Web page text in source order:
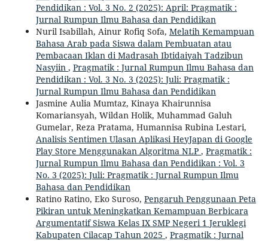
Pendidikan : Vol. 3 No. 2 (2025): April: Pragmatik :
Jurnal Rumpun Ilmu Bahasa dan Pendidikan
Nuril Isabillah, Ainur Rofiq Sofa, Melatih Kemampuan
Bahasa Arab pada Siswa dalam Pembuatan atau
Pembacaan Iklan di Madrasah Ibtidaiyah Tadzibun
Nasyiin , Pragmatik : Jurnal Rumpun Ilmu Bahasa dan
Pendidikan : Vol. 3 No. 3 (2025): Juli: Pragmatik :
Jurnal Rumpun Ilmu Bahasa dan Pendidikan
Jasmine Aulia Mumtaz, Kinaya Khairunnisa
Komariansyah, Wildan Holik, Muhammad Galuh
Gumelar, Reza Pratama, Humannisa Rubina Lestari,
Analisis Sentimen Ulasan Aplikasi HeyJapan di Google
Play Store Menggunakan Algoritma NLP , Pragmatik :
Jurnal Rumpun Ilmu Bahasa dan Pendidikan : Vol. 3
No. 3 (2025): Juli: Pragmatik : Jurnal Rumpun Ilmu
Bahasa dan Pendidikan
Ratino Ratino, Eko Suroso, Pengaruh Penggunaan Peta
Pikiran untuk Meningkatkan Kemampuan Berbicara
Argumentatif Siswa Kelas IX SMP Negeri 1 Jeruklegi
Kabupaten Cilacap Tahun 2025 , Pragmatik : Jurnal